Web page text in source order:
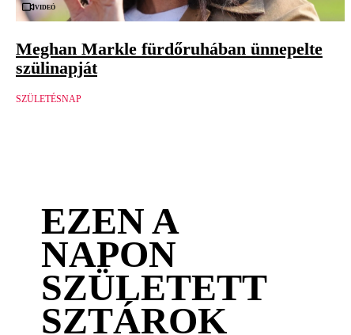
Videó
Meghan Markle fürdőruhában ünnepelte
szülinapját
SZÜLETÉSNAP
EZEN A
NAPON
SZÜLETETT
SZTÁROK